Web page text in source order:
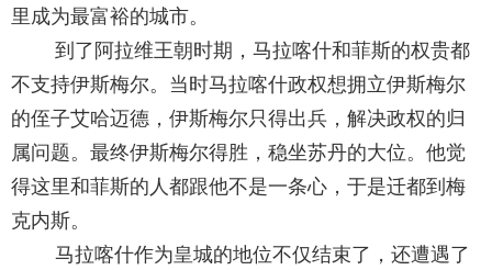
里成为最富裕的城市。
到了阿拉维王朝时期，马拉喀什和菲斯的权贵都
不支持伊斯梅尔。当时马拉喀什政权想拥立伊斯梅尔
的侄子艾哈迈德，伊斯梅尔只得出兵，解决政权的归
属问题。最终伊斯梅尔得胜，稳坐苏丹的大位。他觉
得这里和菲斯的人都跟他不是一条心，于是迁都到梅
克内斯。
马拉喀什作为皇城的地位不仅结束了，还遭遇了